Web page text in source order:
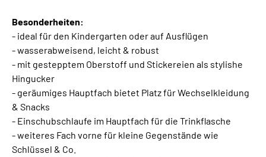
Besonderheiten:
- ideal für den Kindergarten oder auf Ausflügen
- wasserabweisend, leicht & robust
- mit gestepptem Oberstoff und Stickereien als stylishe
Hingucker
- geräumiges Hauptfach bietet Platz für Wechselkleidung
& Snacks
- Einschubschlaufe im Hauptfach für die Trinkflasche
- weiteres Fach vorne für kleine Gegenstände wie
Schlüssel & Co.